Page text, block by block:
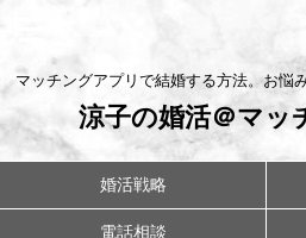
マッチングアプリで結婚する方法。お悩
涼子の婚活＠マッ
婚活戦略
電話相談